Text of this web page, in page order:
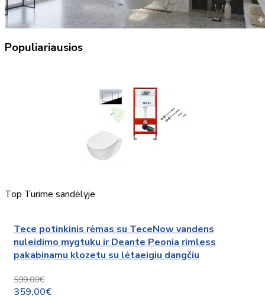
Populiariausios
Top Turime sandėlyje
Tece potinkinis rėmas su TeceNow vandens
nuleidimo mygtuku ir Deante Peonia rimless
pakabinamu klozetu su lėtaeigiu dangčiu
599,00€
359,00€